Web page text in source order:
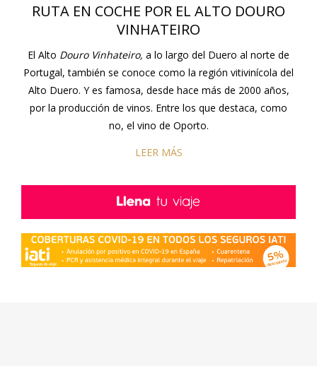
RUTA EN COCHE POR EL ALTO DOURO
VINHATEIRO
El Alto Douro Vinhateiro, a lo largo del Duero al norte de
Portugal, también se conoce como la región vitivinícola del
Alto Duero. Y es famosa, desde hace más de 2000 años,
por la producción de vinos. Entre los que destaca, como
no, el vino de Oporto.
LEER MÁS